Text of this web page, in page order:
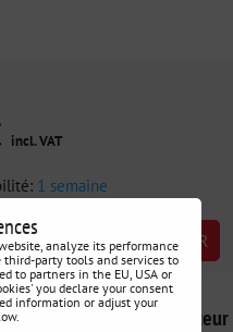
incl. VAT
1 semaine
AJOUTER AU PANIER
sport réglable en hauteur
analyze its performance
third-party tools and services to
to partners in the EU, USA or
you declare your consent
information or adjust your